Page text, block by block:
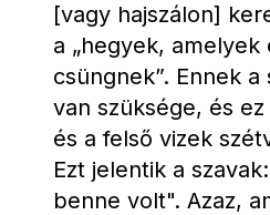
[vagy hajszálon]
a „hegyek, amelyek
csüngnek”. Ennek
van szüksége, és
és a felső vizek
Ezt jelentik a
benne volt". Azaz,